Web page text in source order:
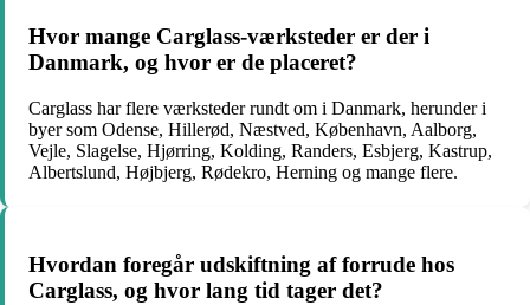
Hvor mange Carglass-værksteder er der i
Danmark, og hvor er de placeret?
Carglass har flere værksteder rundt om i Danmark, herunder i
byer som Odense, Hillerød, Næstved, København, Aalborg,
Vejle, Slagelse, Hjørring, Kolding, Randers, Esbjerg, Kastrup,
Albertslund, Højbjerg, Rødekro, Herning og mange flere.
Hvordan foregår udskiftning af forrude hos
Carglass, og hvor lang tid tager det?